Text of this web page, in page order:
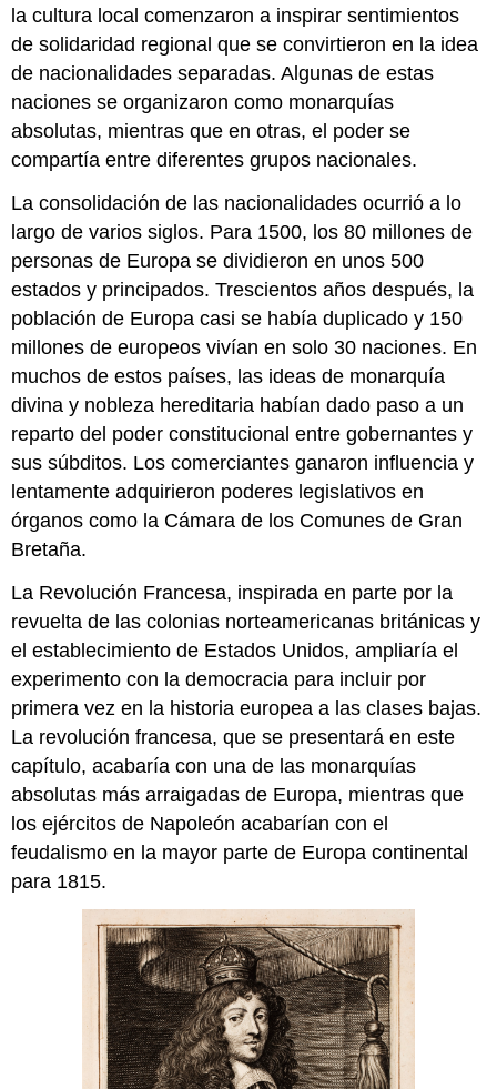
la cultura local comenzaron a inspirar sentimientos
de solidaridad regional que se convirtieron en la idea
de nacionalidades separadas. Algunas de estas
naciones se organizaron como monarquías
absolutas, mientras que en otras, el poder se
compartía entre diferentes grupos nacionales.
La consolidación de las nacionalidades ocurrió a lo
largo de varios siglos. Para 1500, los 80 millones de
personas de Europa se dividieron en unos 500
estados y principados. Trescientos años después, la
población de Europa casi se había duplicado y 150
millones de europeos vivían en solo 30 naciones. En
muchos de estos países, las ideas de monarquía
divina y nobleza hereditaria habían dado paso a un
reparto del poder constitucional entre gobernantes y
sus súbditos. Los comerciantes ganaron influencia y
lentamente adquirieron poderes legislativos en
órganos como la Cámara de los Comunes de Gran
Bretaña.
La Revolución Francesa, inspirada en parte por la
revuelta de las colonias norteamericanas británicas y
el establecimiento de Estados Unidos, ampliaría el
experimento con la democracia para incluir por
primera vez en la historia europea a las clases bajas.
La revolución francesa, que se presentará en este
capítulo, acabaría con una de las monarquías
absolutas más arraigadas de Europa, mientras que
los ejércitos de Napoleón acabarían con el
feudalismo en la mayor parte de Europa continental
para 1815.